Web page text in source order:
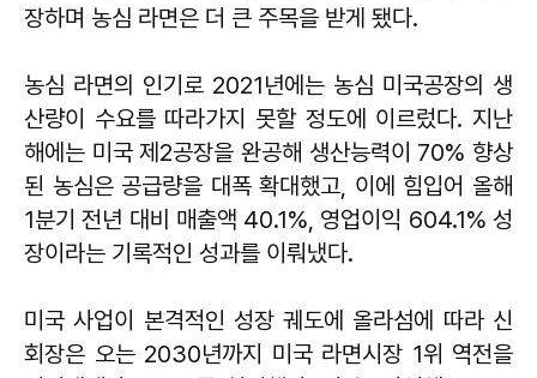
장하며 농심 라면은 더 큰 주목을 받게 됐다.
농심 라면의 인기로 2021년에는 농심 미국공장의 생
산량이 수요를 따라가지 못할 정도에 이르렀다. 지난
해에는 미국 제2공장을 완공해 생산능력이 70% 향상
된 농심은 공급량을 대폭 확대했고, 이에 힘입어 올해
1분기 전년 대비 매출액 40.1%, 영업이익 604.1% 성
장이라는 기록적인 성과를 이뤄냈다.
미국 사업이 본격적인 성장 궤도에 올라섬에 따라 신
회장은 오는 2030년까지 미국 라면시장 1위 역전을